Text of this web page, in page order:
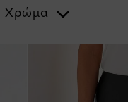
Χρώμα